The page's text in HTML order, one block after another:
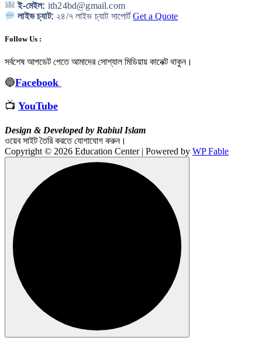
ই-মেইল: ith24bd@gmail.com
লাইভ চ্যাট: ২৪/৭ লাইভ চ্যাট সাপোর্টGet a Quote
Follow Us :
সর্বশেষ আপডেট পেতে আমাদের সোশ্যাল মিডিয়ায় কানেক্ট থাকুন।
🔵Facebook
📺 YouTube
Design & Developed by Rabiul Islam
ওয়েব সাইট তৈরি করতে যোগাযোগ করুন।
Copyright © 2026 Education Center | Powered by WP Fable